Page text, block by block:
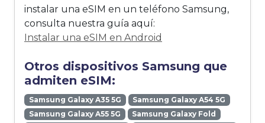
instalar una eSIM en un teléfono Samsung,
consulta nuestra guía aquí:
Instalar una eSIM en Android
Otros dispositivos Samsung que
admiten eSIM:
Samsung Galaxy A35 5G
Samsung Galaxy A54 5G
Samsung Galaxy A55 5G
Samsung Galaxy Fold